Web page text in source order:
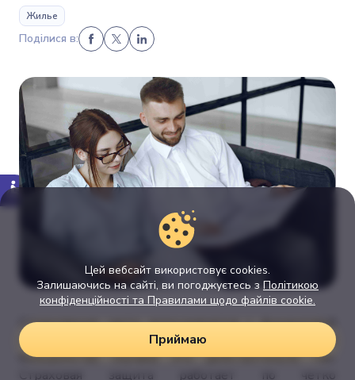
Жилье
Поділися в:
Страхование часто ассоциируется с финансовой
защищенностью в непредвиденных ситуациях. В
большинстве случаев это действительно так.
Страховая защита работает по четко
Цей вебсайт використовує cookies.
Залишаючись на сайті, ви погоджуєтесь зПолітикою
конфіденційності та Правилами щодо файлів cookie.
Приймаю